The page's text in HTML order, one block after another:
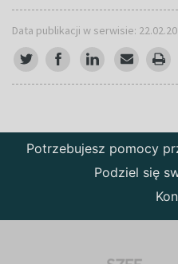
Data publikacji w serwisie:
Potrzebujesz pomocy
Podziel się